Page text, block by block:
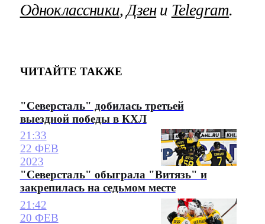
Одноклассники, Дзени Telegram.
ЧИТАЙТЕ ТАКЖЕ
"Северсталь" добилась третьей
выездной победы в КХЛ
21:33
22 ФЕВ
2023
"Северсталь" обыграла "Витязь" и
закрепилась на седьмом месте
21:42
20 ФЕВ